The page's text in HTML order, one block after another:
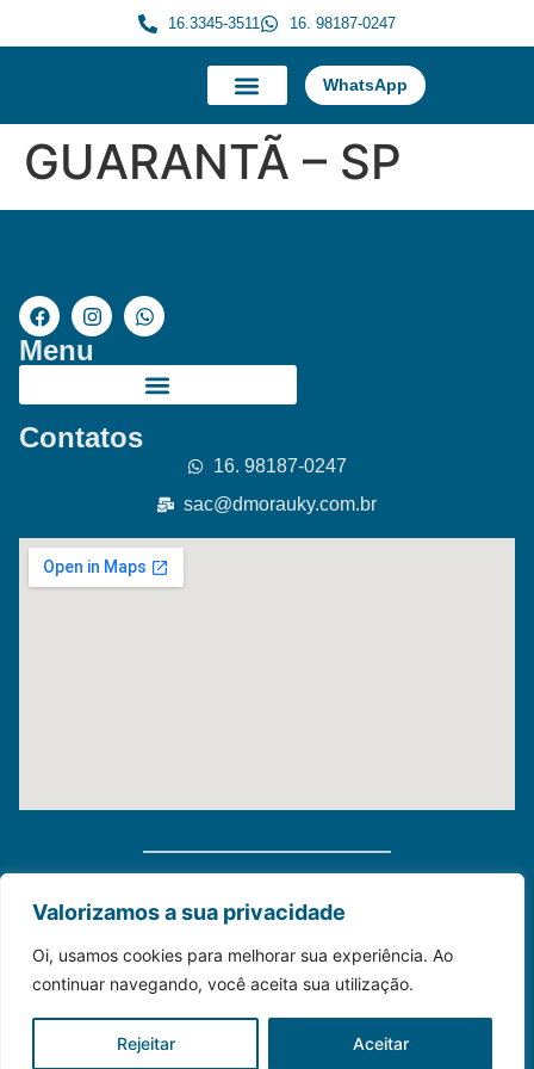
Valorizamos a sua privacidade
Oi, usamos cookies para melhorar sua experiência. Ao
continuar navegando, você aceita sua utilização.
Rejeitar Aceitar
16.3345-3511 16. 98187-0247
WhatsApp
GUARANTÃ – SP
Menu
Contatos
16. 98187-0247
sac@dmorauky.com.br
Distribuidora Morauky 2025. Todos Os Direitos